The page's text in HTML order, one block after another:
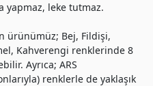
yapmaz, leke tutmaz.
ürünümüz; Bej, Fildişi,
Kahverengi renklerinde 8
Ayrıca; ARS
renklerle de yaklaşık